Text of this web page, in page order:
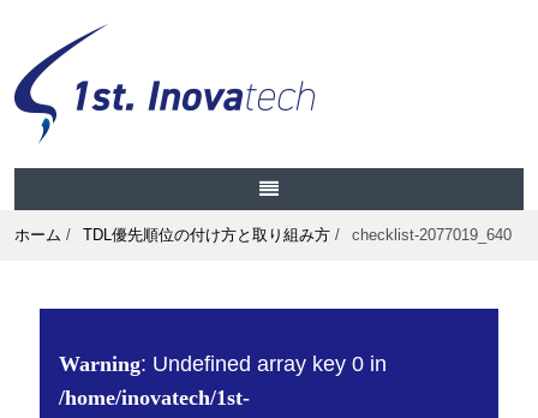
ホーム / TDL優先順位の付け方と取り組み方 / checklist-2077019_640
Warning: Undefined array key 0 in
/home/inovatech/1st-